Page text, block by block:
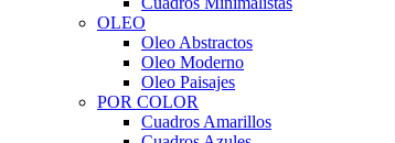
OLEO
Oleo Abstractos
Oleo Moderno
Oleo Paisajes
POR COLOR
Cuadros Amarillos